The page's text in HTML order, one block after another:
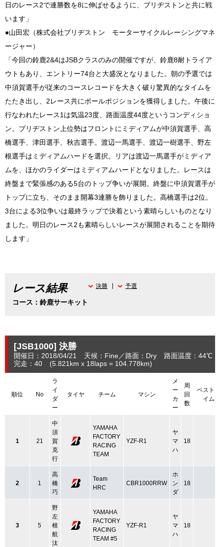
日のレース2で連勝数を8に伸ばせるように、ブリヂストンと共に戦
います」
●山田宏（株式会社ブリヂストン モーターサイクルレーシングマネ
ージャー）
「今回の鈴鹿2&4はJSBクラスのみの開催ですが、鈴鹿8耐トライア
ウトもあり、エントリー74台と大盛況となりました。朝の予選では
中須賀選手が従来のコースレコードを大きく破り驚異的なタイムを
たたき出し、2レース共にポールポジションを獲得しました。午後に
行なわれたレース1は気温23度、路面温度44度というコンディショ
ン。ブリヂストン上位勢はフロントにミディアムが中須賀選手、高
橋選手、津田選手、秋吉選手。渡辺一馬選手、渡辺一樹選手、野左
根選手はミディアムハードを選択。リアは渡辺一馬選手がミディア
ムを、ほかのライダーはミディアムハードとなりました。レースは
終盤まで緊張感のある5台のトップ争いが展開。終盤に中須賀選手が
トップに立ち、そのまま開幕3連勝を飾りました。高橋選手は2位。
3台による3位争いは最終ラップで決着という素晴らしいものとなり
ました。明日のレース2も素晴らしいレースが展開されることを期待
します」
レース結果
コース：鈴鹿サーキット
決勝 予選
[JSB1000] 決勝
開催日：2018/04/21 天候：Fine 路面：Dry
路面温度：44℃
完走：40
(5.821 km x 18laps = 104.778km)
順位 No
ラ
イ
ダ
ー
タイヤ チーム マシン
メ
ー
カ
ー
周
回
数
ベストタ
イム
1 21
中
須
賀
克
行
YAMAHA
FACTORY
RACING
TEAM
YZF-R1
ヤ
マ
ハ
18
2 1
高
橋
巧
Team
HRC
CBR1000RRW
ホ
ン
ダ
18
3 5
野
左
根
航
汰
YAMAHA
FACTORY
RACING
TEAM #5
YZF-R1
ヤ
マ
ハ
18